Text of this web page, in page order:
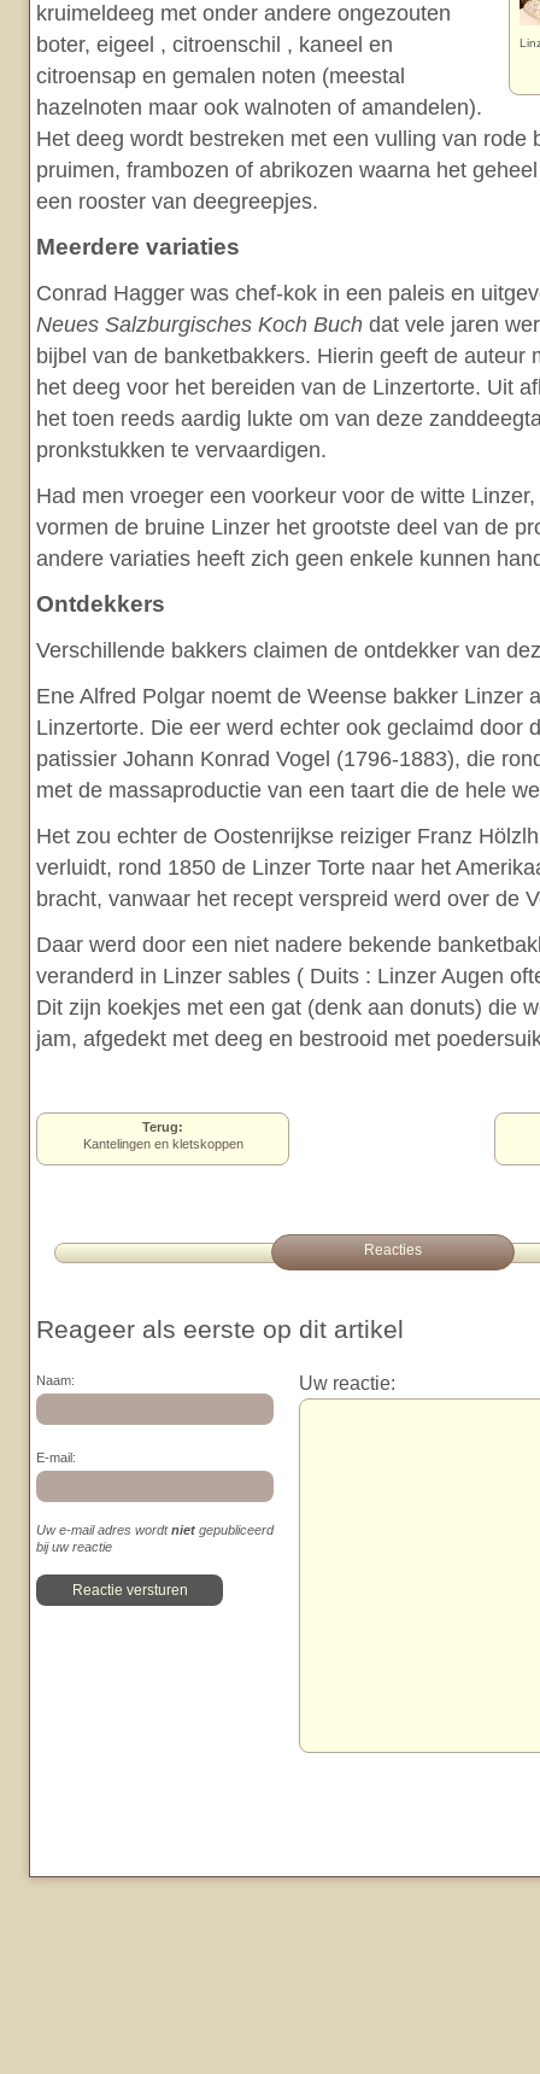
kruimeldeeg met onder andere ongezouten
boter, eigeel , citroenschil , kaneel en
citroensap en gemalen noten (meestal
hazelnoten maar ook walnoten of amandelen).
Het deeg wordt bestreken met een vulling van rode
pruimen, frambozen of abrikozen waarna het
een rooster van deegreepjes.
Meerdere variaties
Conrad Hagger was chef-kok in een paleis en
Neues Salzburgisches Koch Buch dat vele jaren
bijbel van de banketbakkers. Hierin geeft de auteur
het deeg voor het bereiden van de Linzertorte. Uit
het toen reeds aardig lukte om van deze
pronkstukken te vervaardigen.
Had men vroeger een voorkeur voor de witte
vormen de bruine Linzer het grootste deel van de
andere variaties heeft zich geen enkele kunnen
Ontdekkers
Verschillende bakkers claimen de ontdekker van
Ene Alfred Polgar noemt de Weense bakker Linzer
Linzertorte. Die eer werd echter ook geclaimd door
patissier Johann Konrad Vogel (1796-1883), die
met de massaproductie van een taart die de hele
Het zou echter de Oostenrijkse reiziger Franz
verluidt, rond 1850 de Linzer Torte naar het
bracht, vanwaar het recept verspreid werd over de
Daar werd door een niet nadere bekende
veranderd in Linzer sables ( Duits : Linzer Augen
Dit zijn koekjes met een gat (denk aan donuts) die
jam, afgedekt met deeg en bestrooid met
Terug:
Kantelingen en kletskoppen
Reacties
Reageer als eerste op dit artikel
Naam:
E-mail:
Uw e-mail adres wordtniet gepubliceerd
bij uw reactie
Uw reactie: